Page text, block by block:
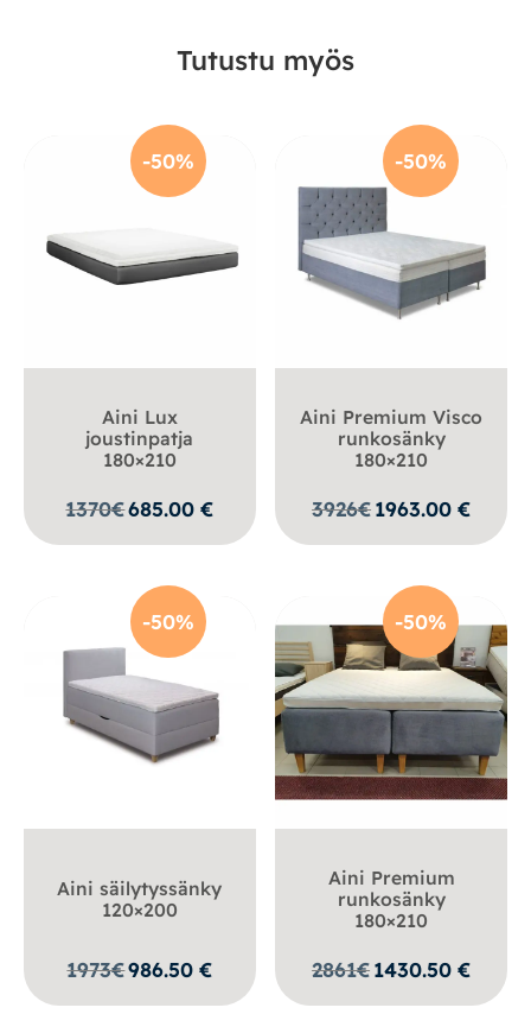
Tutustu myös
-50%
Aini Lux
joustinpatja
180×210
1370€685.00€
-50%
Aini Premium Visco
runkosänky
180×210
3926€1963.00€
-50%
Aini säilytyssänky
120×200
1973€986.50€
-50%
Aini Premium
runkosänky
180×210
2861€1430.50€